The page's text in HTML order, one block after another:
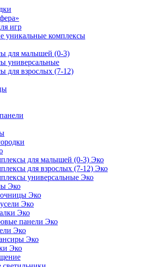
игр
уникальные комплексы
для малышей (0-3)
универсальные
для взрослых (7-12)
для малышей (0-3) Эко
для взрослых (7-12) Эко
универсальные Эко
Эко
Эко
Эко
Эко
панели Эко
Эко
Эко
Эко